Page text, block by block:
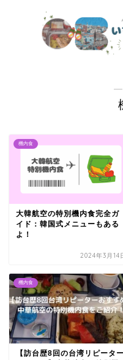
―
機内食
大韓航空の特別機内食完全ガ
イド：韓国式メニューもある
よ！
2024年3月14
機内食
【訪台歴8回の台湾リピーター